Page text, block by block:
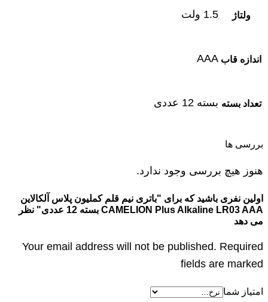
ولتاژ 1.5 ولت
اندازه قاب AAA
تعداد بسته بسته 12 عددی
بررسی ها
هنوز هیچ بررسی وجود ندارد.
اولین نفری باشید که برای "باتری نیم قلم کملیون پلاس آلکالاین
CAMELION Plus Alkaline LR03 AAA بسته 12 عددی" نظر
می دهد
Your email address will not be published. Required
fields are marked
امتیاز شما